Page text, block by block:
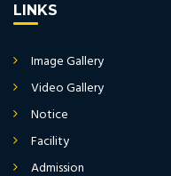
LINKS
Image Gallery
Video Gallery
Notice
Facility
Admission